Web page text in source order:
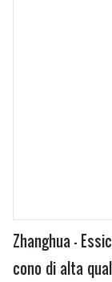
Zhanghua -
cono di alta